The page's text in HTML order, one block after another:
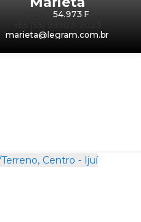
54.973 F
marieta@legram.com.br